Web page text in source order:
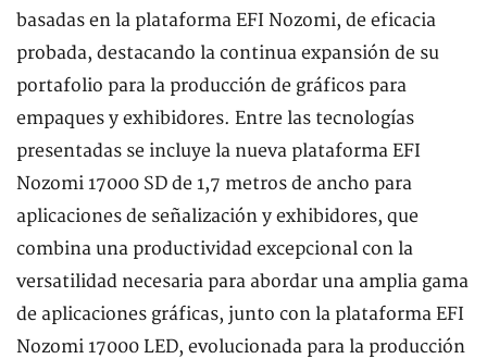
basadas en la plataforma EFI Nozomi, de eficacia
probada, destacando la continua expansión de su
portafolio para la producción de gráficos para
empaques y exhibidores. Entre las tecnologías
presentadas se incluye la nueva plataforma EFI
Nozomi 17000 SD de 1,7 metros de ancho para
aplicaciones de señalización y exhibidores, que
combina una productividad excepcional con la
versatilidad necesaria para abordar una amplia gama
de aplicaciones gráficas, junto con la plataforma EFI
Nozomi 17000 LED, evolucionada para la producción